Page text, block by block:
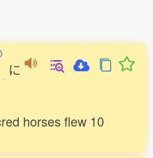
に
horses flew 10